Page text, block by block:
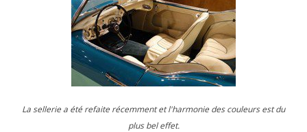
La sellerie a été refaite récemment et l'harmonie des couleurs est du
plus bel effet.